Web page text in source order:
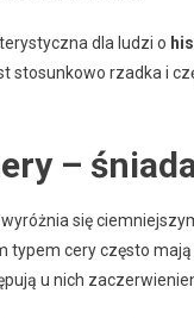
dla ludzi o
stosunkowo rzadka i
–
się
typem cery często
u nich